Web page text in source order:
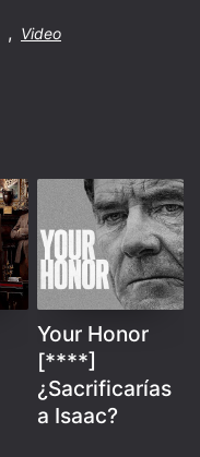
, Video
Your Honor
[****]
¿Sacrificarías
a Isaac?